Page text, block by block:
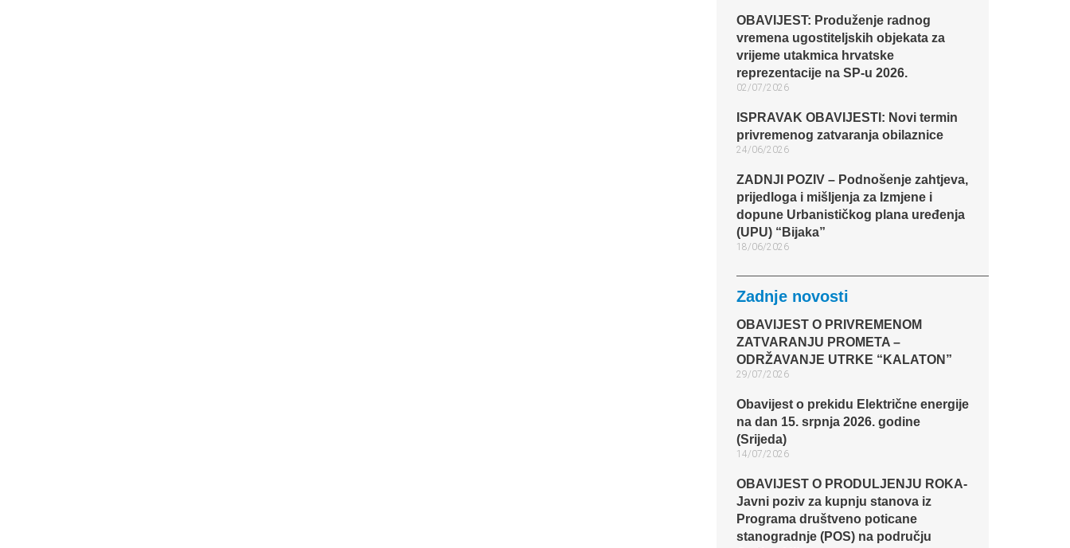
OBAVIJEST: Produženje radnog
vremena ugostiteljskih objekata za
vrijeme utakmica hrvatske
reprezentacije na SP-u 2026.
02/07/2026
ISPRAVAK OBAVIJESTI: Novi termin
privremenog zatvaranja obilaznice​
24/06/2026
ZADNJI POZIV – Podnošenje zahtjeva,
prijedloga i mišljenja za Izmjene i
dopune Urbanističkog plana uređenja
(UPU) “Bijaka”
18/06/2026
Zadnje novosti
OBAVIJEST O PRIVREMENOM
ZATVARANJU PROMETA –
ODRŽAVANJE UTRKE “KALATON”
29/07/2026
Obavijest o prekidu Električne energije
na dan 15. srpnja 2026. godine
(Srijeda)
14/07/2026
OBAVIJEST O PRODULJENJU ROKA-
Javni poziv za kupnju stanova iz
Programa društveno poticane
stanogradnje (POS) na području